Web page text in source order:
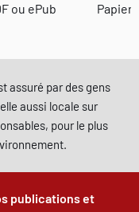
ou ePub
Papier,
assuré par des gens
aussi locale sur
pour le plus
publications et